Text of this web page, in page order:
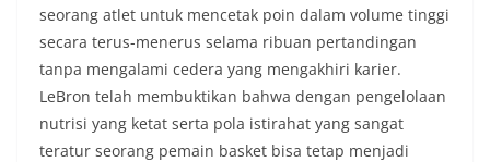
seorang atlet untuk mencetak poin dalam volume tinggi
secara terus-menerus selama ribuan pertandingan
tanpa mengalami cedera yang mengakhiri karier.
LeBron telah membuktikan bahwa dengan pengelolaan
nutrisi yang ketat serta pola istirahat yang sangat
teratur seorang pemain basket bisa tetap menjadi